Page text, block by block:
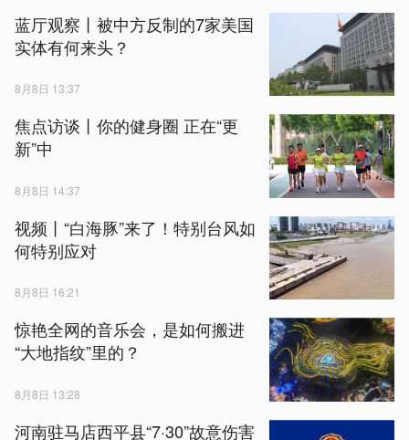
蓝厅观察丨被中方反制的7家美国
实体有何来头？
8月8日 13:37
焦点访谈丨你的健身圈 正在“更
新”中
8月8日 14:37
视频丨“白海豚”来了！特别台风如
何特别应对
8月8日 16:21
惊艳全网的音乐会，是如何搬进
“大地指纹”里的？
8月8日 13:28
河南驻马店西平县“7·30”故意伤害